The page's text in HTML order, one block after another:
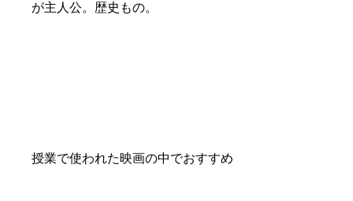
が主人公。歴史もの。
授業で使われた映画の中でおすすめ